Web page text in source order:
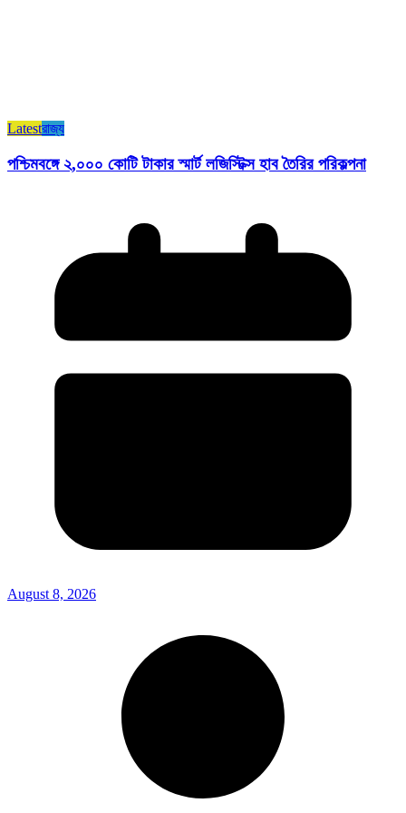
Latestরাজ্য​
পশ্চিমবঙ্গে ২,০০০ কোটি টাকার স্মার্ট লজিস্টিক্স হাব তৈরির পরিকল্পনা
August 8, 2026